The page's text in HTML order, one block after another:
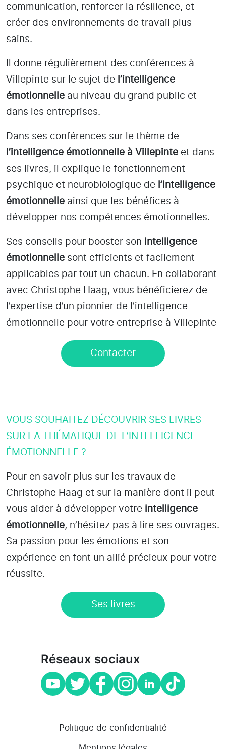
communication, renforcer la résilience, et
créer des environnements de travail plus
sains.
Il donne régulièrement des conférences à
Villepinte sur le sujet de l’intelligence
émotionnelle au niveau du grand public et
dans les entreprises.
Dans ses conférences sur le thème de
l’intelligence émotionnelle à Villepinte et dans
ses livres, il explique le fonctionnement
psychique et neurobiologique de l’intelligence
émotionnelle ainsi que les bénéfices à
développer nos compétences émotionnelles.
Ses conseils pour booster son intelligence
émotionnelle sont efficients et facilement
applicables par tout un chacun. En collaborant
avec Christophe Haag, vous bénéficierez de
l’expertise d’un pionnier de l’intelligence
émotionnelle pour votre entreprise à Villepinte
Contacter
VOUS SOUHAITEZ DÉCOUVRIR SES LIVRES
SUR LA THÉMATIQUE DE L’INTELLIGENCE
ÉMOTIONNELLE ?
Pour en savoir plus sur les travaux de
Christophe Haag et sur la manière dont il peut
vous aider à développer votre intelligence
émotionnelle, n’hésitez pas à lire ses ouvrages.
Sa passion pour les émotions et son
expérience en font un allié précieux pour votre
réussite.
Ses livres
Réseaux sociaux
Politique de confidentialité